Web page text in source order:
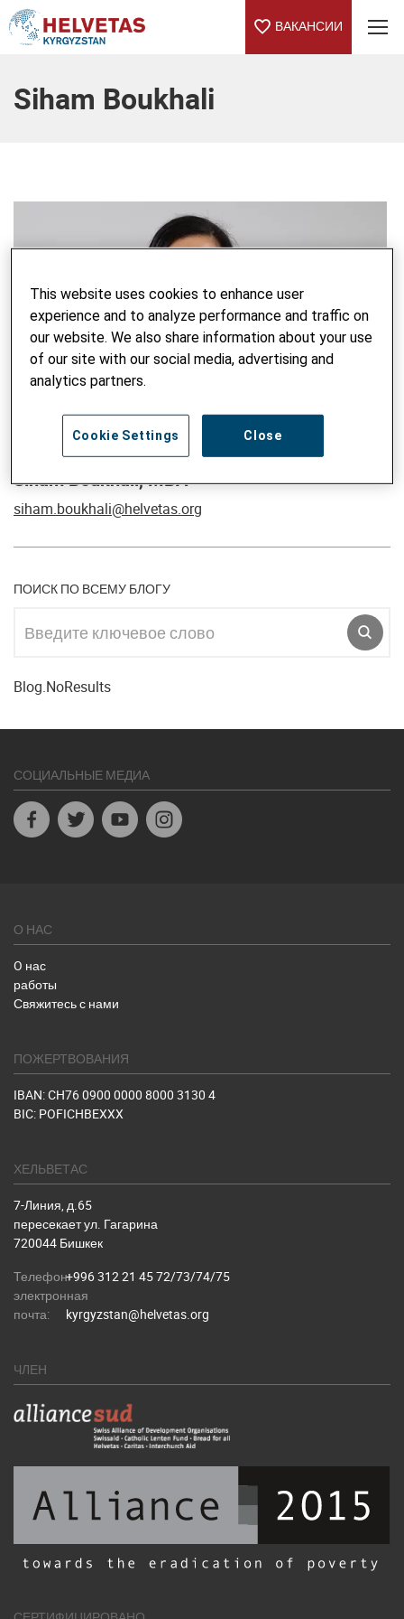
ВАКАНСИИ
Siham Boukhali
Siham Boukhali, MBA
siham.boukhali@helvetas.org
ПОИСК ПО ВСЕМУ БЛОГУ
Blog.NoResults
СОЦИАЛЬНЫЕ МЕДИА
FacebookTwitter Youtube
О НАС
O нас
работы
Свяжитесь с нами
ПОЖЕРТВОВАНИЯ
IBAN: CH76 0900 0000 8000 3130 4
BIC: POFICHBEXXX
ХЕЛЬВЕТАС
7-Линия, д.65
пересекает ул. Гагарина
720044 Бишкек
Телефон:+996 312 21 45 72/73/74/75
электронная
почта:
kyrgyzstan@helvetas.org
ЧЛЕН
This website uses cookies to enhance user
experience and to analyze performance and traffic on
our website. We also share information about your use
of our site with our social media, advertising and
analytics partners.
Close
Cookie Settings